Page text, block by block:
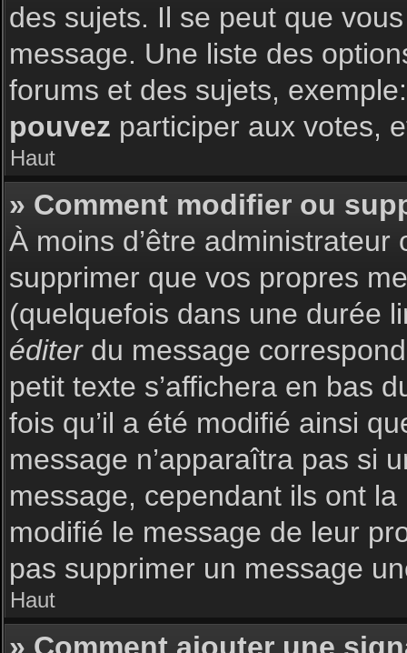
des sujets. Il se peut que
message. Une liste des
forums et des sujets,
pouvez participer aux votes,
Haut
» Comment modifier ou
À moins d’être
supprimer que vos propres
(quelquefois dans une durée
éditerdu message
petit texte s’affichera en bas
fois qu’il a été modifié ainsi
message n’apparaîtra pas si
message, cependant ils ont
modifié le message de leur
pas supprimer un message
Haut